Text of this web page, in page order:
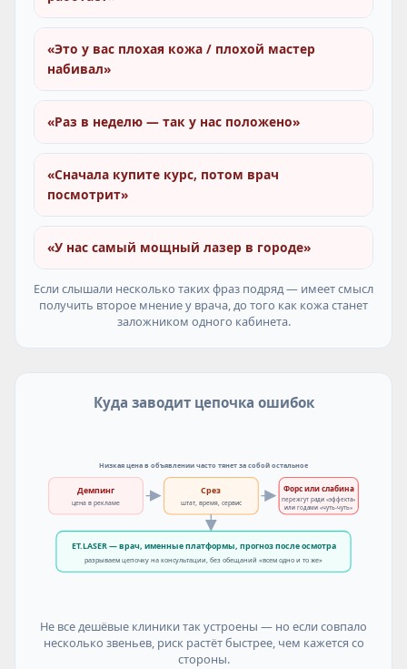
«Это у вас плохая кожа / плохой мастер
набивал»
«Раз в неделю — так у нас положено»
«Сначала купите курс, потом врач
посмотрит»
«У нас самый мощный лазер в городе»
Если слышали несколько таких фраз подряд — имеет смысл
получить второе мнение у врача, до того как кожа станет
заложником одного кабинета.
Куда заводит цепочка ошибок
Низкая цена в объявлении часто тянет за собой остальное
Демпинг
цена в рекламе
Срез
штат, время, сервис
Форс или слабина
пережгут ради «эффекта»
или годами «чуть-чуть»
ET.LASER — врач, именные платформы, прогноз после осмотра
разрываем цепочку на консультации, без обещаний «всем одно и то же»
Не все дешёвые клиники так устроены — но если совпало
несколько звеньев, риск растёт быстрее, чем кажется со
стороны.